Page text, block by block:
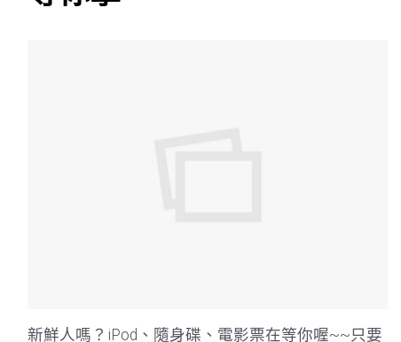
新鮮人嗎？iPod、隨身碟、電影票在等你喔~~只要